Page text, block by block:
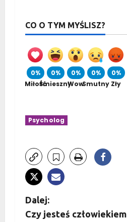
CO O TYM MYŚLISZ?
0%
Miłość
0%
Śmieszny
0%
Wow
0%
Smutny
0%
Zły
Psycholog
Z
Dalej:
Czy jesteś człowiekiem